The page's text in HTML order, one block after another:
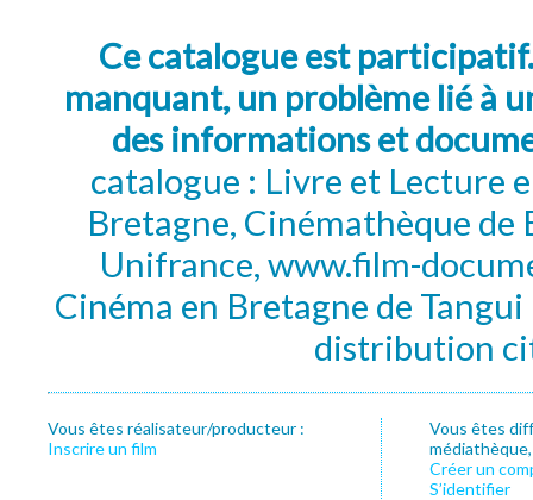
Ce catalogue est
manquant, un problème lié à
des informations et
catalogue : Livre et Lecture
Bretagne, Cinémathèque de
Unifrance, www.film-
Cinéma en Bretagne de
distribution
Vous êtes réalisateur/producteur :
Inscrire un film
Vous êtes
Créer un
S’identifier